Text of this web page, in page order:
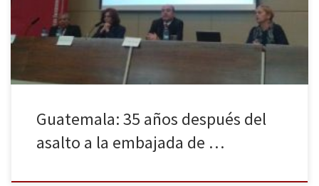
que se declara culpable al ex jefe de la policía guatemalteca,
Pedro García Arredondo, por […]
Guatemala: 35 años después del
asalto a la embajada de …